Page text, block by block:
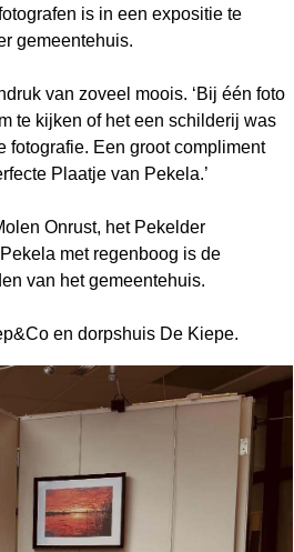
is in een expositie te
gemeentehuis.
van zoveel moois. ‘Bij één foto
te kijken of het een schilderij was
fotografie. Een groot compliment
Plaatje van Pekela.’
Onrust, het Pekelder
met regenboog is de
van het gemeentehuis.
en dorpshuis De Kiepe.